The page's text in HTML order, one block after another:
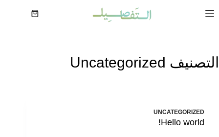
إلى
عربة
التصنيف
UNCATEGORIZED
Hello world!